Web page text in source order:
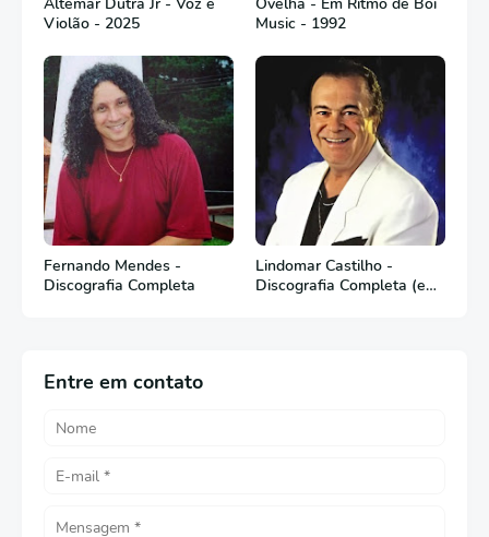
Violão - 2025
Music - 1992
Fernando Mendes -
Discografia Completa
Lindomar Castilho -
Discografia Completa (em
Entre em contato